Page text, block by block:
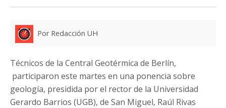
Por Redacción UH
Técnicos de la Central Geotérmica de Berlín,
participaron este martes en una ponencia sobre
geología, presidida por el rector de la Universidad
Gerardo Barrios (UGB), de San Miguel, Raúl Rivas